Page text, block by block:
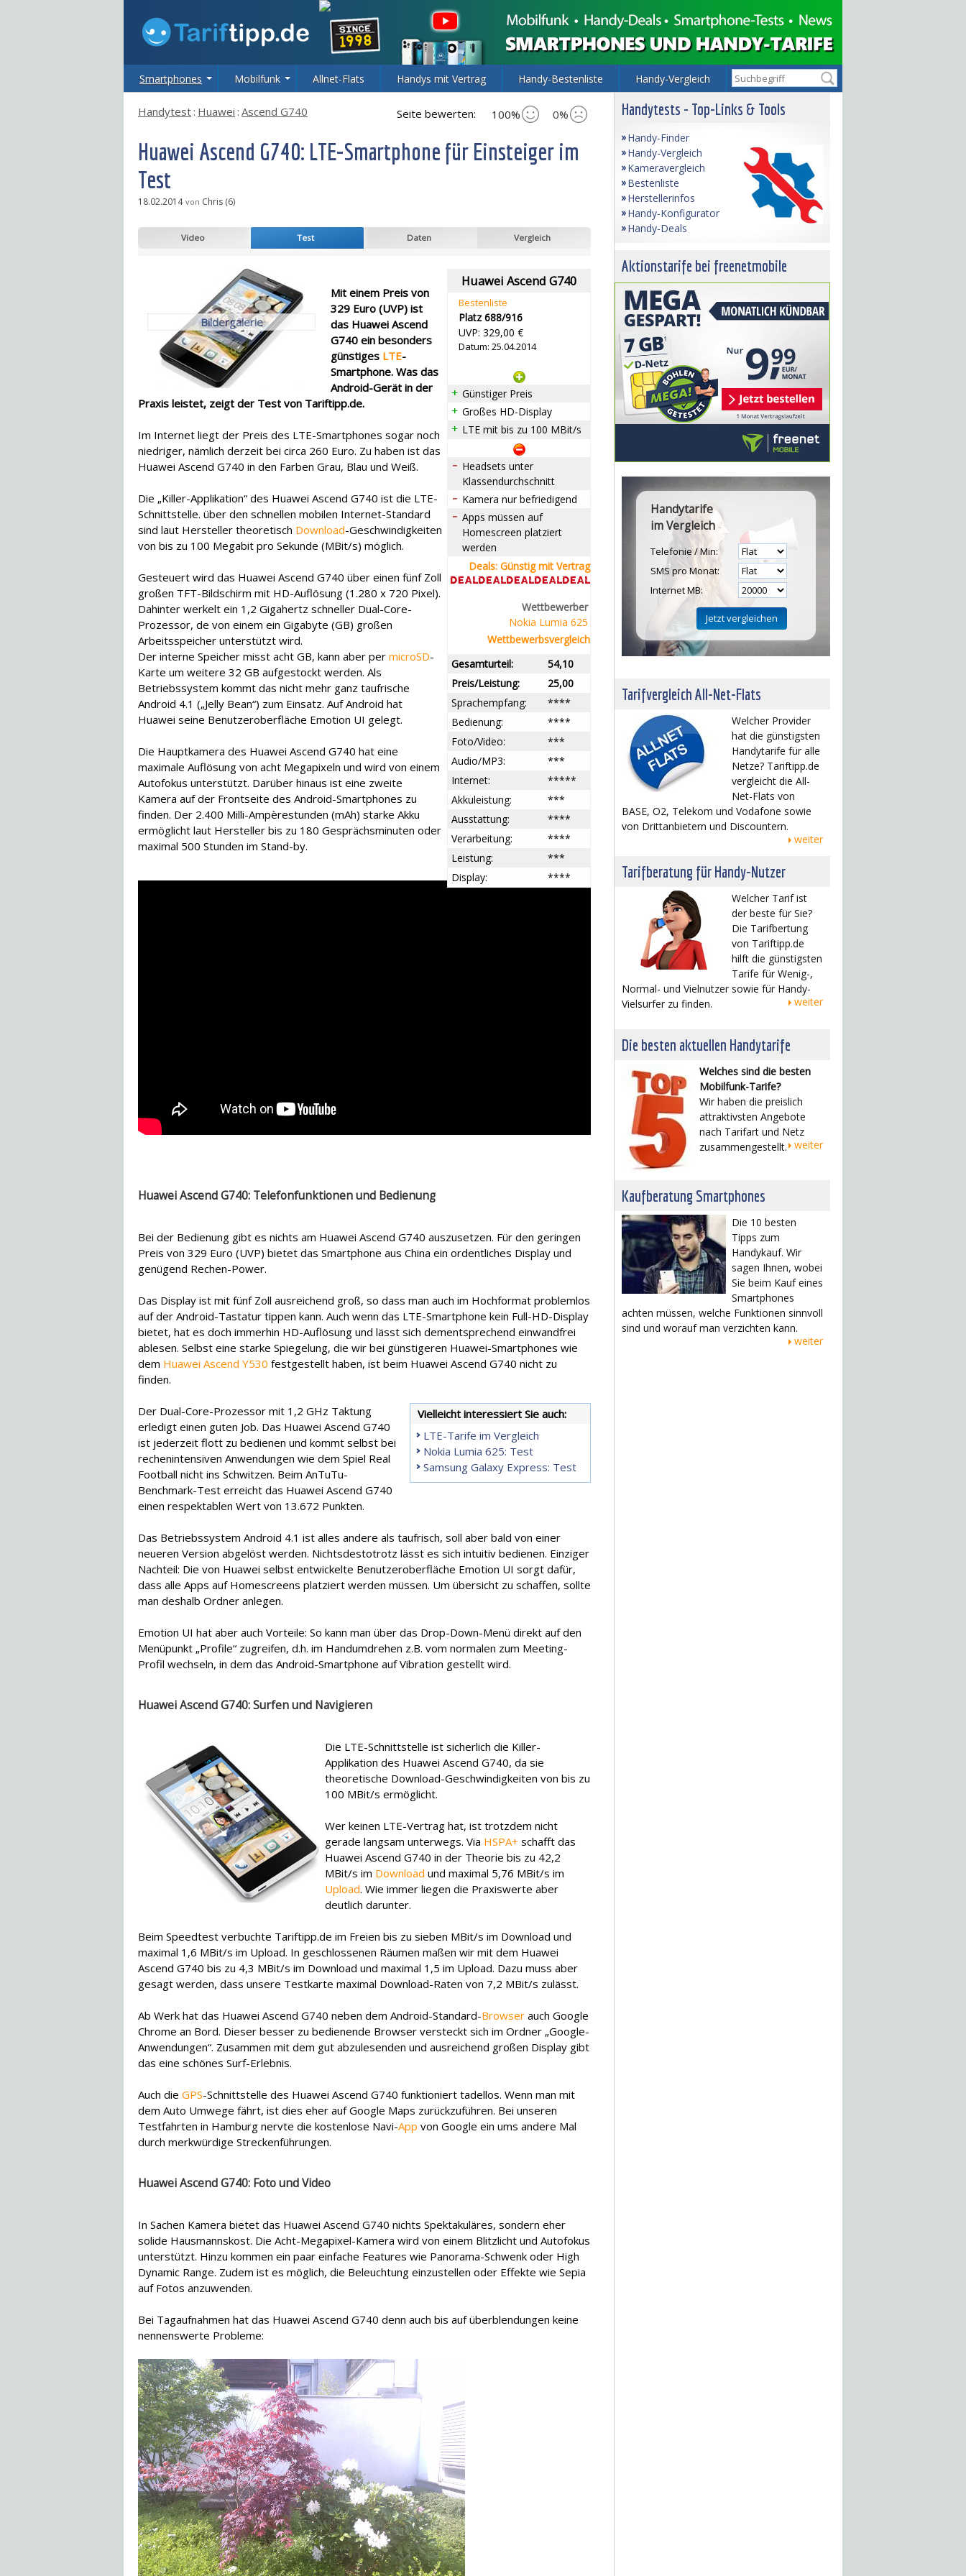
Smartphones Mobilfunk Allnet-Flats Handys mit Vertrag Handy-Bestenliste Handy-Vergleich
Seite bewerten: 100% 0%
Handytest : Huawei : Ascend G740
Huawei Ascend G740: LTE-Smartphone für Einsteiger im
Test
18.02.2014 von Chris (6)
Video Test Daten Vergleich
Huawei Ascend G740
Bestenliste
Platz 688/916
UVP: 329,00 €
Datum: 25.04.2014
Günstiger Preis
Großes HD-Display
LTE mit bis zu 100 MBit/s
Headsets unter
Klassendurchschnitt
Kamera nur befriedigend
Apps müssen auf
Homescreen platziert
werden
Deals: Günstig mit Vertrag
Wettbewerber
Nokia Lumia 625
Wettbewerbsvergleich
54,10
Gesamturteil:
25,00
Preis/Leistung:
****
Sprachempfang:
****
Bedienung:
***
Foto/Video:
***
Audio/MP3:
*****
Internet:
***
Akkuleistung:
****
Ausstattung:
****
Verarbeitung:
***
Leistung:
****
Display:
Bildergalerie
Mit einem Preis von
329 Euro (UVP) ist
das Huawei Ascend
G740 ein besonders
günstiges LTE-
Smartphone. Was das
Android-Gerät in der
Praxis leistet, zeigt der Test von Tariftipp.de.
Im Internet liegt der Preis des LTE-Smartphones sogar noch
niedriger, nämlich derzeit bei circa 260 Euro. Zu haben ist das
Huawei Ascend G740 in den Farben Grau, Blau und Weiß.
Die „Killer-Applikation“ des Huawei Ascend G740 ist die LTE-
Schnittstelle. über den schnellen mobilen Internet-Standard
sind laut Hersteller theoretisch Download-Geschwindigkeiten
von bis zu 100 Megabit pro Sekunde (MBit/s) möglich.
Gesteuert wird das Huawei Ascend G740 über einen fünf Zoll
großen TFT-Bildschirm mit HD-Auflösung (1.280 x 720 Pixel).
Dahinter werkelt ein 1,2 Gigahertz schneller Dual-Core-
Prozessor, de von einem ein Gigabyte (GB) großen
Arbeitsspeicher unterstützt wird.
Der interne Speicher misst acht GB, kann aber per microSD-
Karte um weitere 32 GB aufgestockt werden. Als
Betriebssystem kommt das nicht mehr ganz taufrische
Android 4.1 („Jelly Bean“) zum Einsatz. Auf Android hat
Huawei seine Benutzeroberfläche Emotion UI gelegt.
Die Hauptkamera des Huawei Ascend G740 hat eine
maximale Auflösung von acht Megapixeln und wird von einem
Autofokus unterstützt. Darüber hinaus ist eine zweite
Kamera auf der Frontseite des Android-Smartphones zu
finden. Der 2.400 Milli-Ampèrestunden (mAh) starke Akku
ermöglicht laut Hersteller bis zu 180 Gesprächsminuten oder
maximal 500 Stunden im Stand-by.
Huawei Ascend G740: Telefonfunktionen und Bedienung
Bei der Bedienung gibt es nichts am Huawei Ascend G740 auszusetzen. Für den geringen
Preis von 329 Euro (UVP) bietet das Smartphone aus China ein ordentliches Display und
genügend Rechen-Power.
Das Display ist mit fünf Zoll ausreichend groß, so dass man auch im Hochformat problemlos
auf der Android-Tastatur tippen kann. Auch wenn das LTE-Smartphone kein Full-HD-Display
bietet, hat es doch immerhin HD-Auflösung und lässt sich dementsprechend einwandfrei
ablesen. Selbst eine starke Spiegelung, die wir bei günstigeren Huawei-Smartphones wie
dem Huawei Ascend Y530 festgestellt haben, ist beim Huawei Ascend G740 nicht zu
finden.
Vielleicht interessiert Sie auch:
LTE-Tarife im Vergleich
Nokia Lumia 625: Test
Samsung Galaxy Express: Test
Der Dual-Core-Prozessor mit 1,2 GHz Taktung
erledigt einen guten Job. Das Huawei Ascend G740
ist jederzeit flott zu bedienen und kommt selbst bei
rechenintensiven Anwendungen wie dem Spiel Real
Football nicht ins Schwitzen. Beim AnTuTu-
Benchmark-Test erreicht das Huawei Ascend G740
einen respektablen Wert von 13.672 Punkten.
Das Betriebssystem Android 4.1 ist alles andere als taufrisch, soll aber bald von einer
neueren Version abgelöst werden. Nichtsdestotrotz lässt es sich intuitiv bedienen. Einziger
Nachteil: Die von Huawei selbst entwickelte Benutzeroberfläche Emotion UI sorgt dafür,
dass alle Apps auf Homescreens platziert werden müssen. Um übersicht zu schaffen, sollte
man deshalb Ordner anlegen.
Emotion UI hat aber auch Vorteile: So kann man über das Drop-Down-Menü direkt auf den
Menüpunkt „Profile“ zugreifen, d.h. im Handumdrehen z.B. vom normalen zum Meeting-
Profil wechseln, in dem das Android-Smartphone auf Vibration gestellt wird.
Huawei Ascend G740: Surfen und Navigieren
Die LTE-Schnittstelle ist sicherlich die Killer-
Applikation des Huawei Ascend G740, da sie
theoretische Download-Geschwindigkeiten von bis zu
100 MBit/s ermöglicht.
Wer keinen LTE-Vertrag hat, ist trotzdem nicht
gerade langsam unterwegs. Via HSPA+ schafft das
Huawei Ascend G740 in der Theorie bis zu 42,2
MBit/s im Download und maximal 5,76 MBit/s im
Upload. Wie immer liegen die Praxiswerte aber
deutlich darunter.
Beim Speedtest verbuchte Tariftipp.de im Freien bis zu sieben MBit/s im Download und
maximal 1,6 MBit/s im Upload. In geschlossenen Räumen maßen wir mit dem Huawei
Ascend G740 bis zu 4,3 MBit/s im Download und maximal 1,5 im Upload. Dazu muss aber
gesagt werden, dass unsere Testkarte maximal Download-Raten von 7,2 MBit/s zulässt.
Ab Werk hat das Huawei Ascend G740 neben dem Android-Standard-Browser auch Google
Chrome an Bord. Dieser besser zu bedienende Browser versteckt sich im Ordner „Google-
Anwendungen“. Zusammen mit dem gut abzulesenden und ausreichend großen Display gibt
das eine schönes Surf-Erlebnis.
Auch die GPS-Schnittstelle des Huawei Ascend G740 funktioniert tadellos. Wenn man mit
dem Auto Umwege fährt, ist dies eher auf Google Maps zurückzuführen. Bei unseren
Testfahrten in Hamburg nervte die kostenlose Navi-App von Google ein ums andere Mal
durch merkwürdige Streckenführungen.
Huawei Ascend G740: Foto und Video
In Sachen Kamera bietet das Huawei Ascend G740 nichts Spektakuläres, sondern eher
solide Hausmannskost. Die Acht-Megapixel-Kamera wird von einem Blitzlicht und Autofokus
unterstützt. Hinzu kommen ein paar einfache Features wie Panorama-Schwenk oder High
Dynamic Range. Zudem ist es möglich, die Beleuchtung einzustellen oder Effekte wie Sepia
auf Fotos anzuwenden.
Bei Tagaufnahmen hat das Huawei Ascend G740 denn auch bis auf überblendungen keine
nennenswerte Probleme:
Handytests - Top-Links & Tools
Handy-Finder
Handy-Vergleich
Kameravergleich
Bestenliste
Herstellerinfos
Handy-Konfigurator
Handy-Deals
Aktionstarife bei freenetmobile
Handytarife
im Vergleich
Telefonie / Min:
SMS pro Monat:
Internet MB:
Tarifvergleich All-Net-Flats
Welcher Provider
hat die günstigsten
Handytarife für alle
Netze? Tariftipp.de
vergleicht die All-
Net-Flats von
BASE, O2, Telekom und Vodafone sowie
von Drittanbietern und Discountern.
weiter
Tarifberatung für Handy-Nutzer
Welcher Tarif ist
der beste für Sie?
Die Tarifbertung
von Tariftipp.de
hilft die günstigsten
Tarife für Wenig-,
Normal- und Vielnutzer sowie für Handy-
Vielsurfer zu finden.
weiter
Die besten aktuellen Handytarife
Welches sind die besten
Mobilfunk-Tarife?
Wir haben die preislich
attraktivsten Angebote
nach Tarifart und Netz
zusammengestellt. weiter
Kaufberatung Smartphones
Die 10 besten
Tipps zum
Handykauf. Wir
sagen Ihnen, wobei
Sie beim Kauf eines
Smartphones
achten müssen, welche Funktionen sinnvoll
sind und worauf man verzichten kann.
weiter